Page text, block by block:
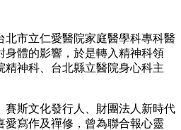
北市立仁愛醫院家庭醫學科專科醫
身體的影響，於是轉入精神科領
精神科、台北縣立醫院身心科主
賽斯文化發行人、財團法人新時代
愛寫作及禪修，曾為聯合報心靈